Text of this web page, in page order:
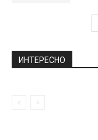
ИНТЕРЕСНО